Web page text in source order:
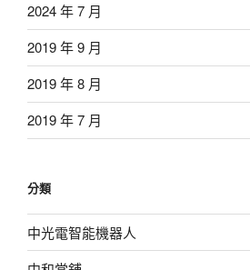
2024 年 7 月
2019 年 9 月
2019 年 8 月
2019 年 7 月
分類
中光電智能機器人